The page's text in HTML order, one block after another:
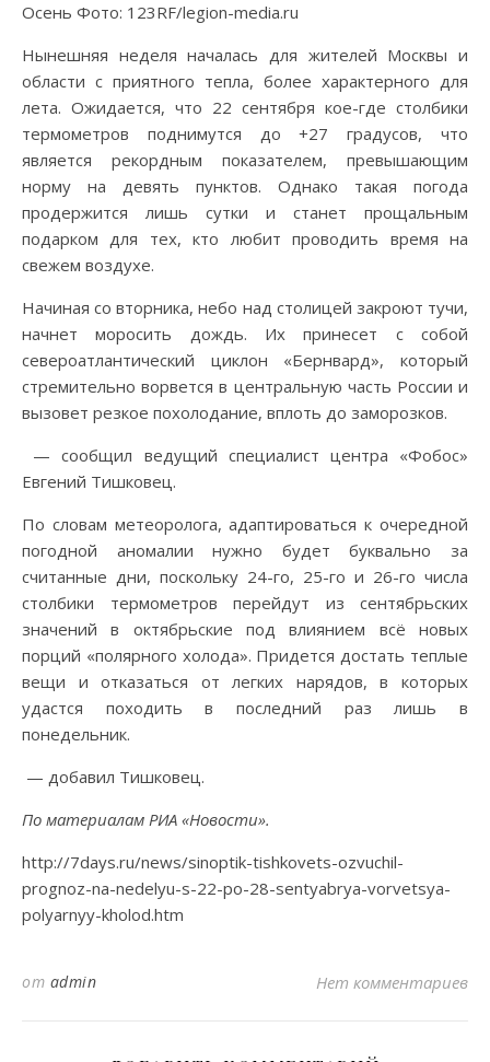
Осень Фото: 123RF/legion-media.ru
Нынешняя неделя началась для жителей Москвы и
области с приятного тепла, более характерного для
лета. Ожидается, что 22 сентября кое-где столбики
термометров поднимутся до +27 градусов, что
является рекордным показателем, превышающим
норму на девять пунктов. Однако такая погода
продержится лишь сутки и станет прощальным
подарком для тех, кто любит проводить время на
свежем воздухе.
Начиная со вторника, небо над столицей закроют тучи,
начнет моросить дождь. Их принесет с собой
североатлантический циклон «Бернвард», который
стремительно ворвется в центральную часть России и
вызовет резкое похолодание, вплоть до заморозков.
— сообщил ведущий специалист центра «Фобос»
Евгений Тишковец.
По словам метеоролога, адаптироваться к очередной
погодной аномалии нужно будет буквально за
считанные дни, поскольку 24-го, 25-го и 26-го числа
столбики термометров перейдут из сентябрьских
значений в октябрьские под влиянием всё новых
порций «полярного холода». Придется достать теплые
вещи и отказаться от легких нарядов, в которых
удастся походить в последний раз лишь в
понедельник.
— добавил Тишковец.
По материалам РИА «Новости».
http://7days.ru/news/sinoptik-tishkovets-ozvuchil-
prognoz-na-nedelyu-s-22-po-28-sentyabrya-vorvetsya-
polyarnyy-kholod.htm
от admin Нет комментариев